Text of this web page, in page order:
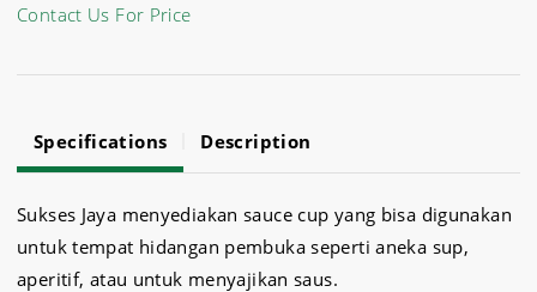
Contact Us For Price
Specifications Description
Sukses Jaya menyediakan sauce cup yang bisa digunakan
untuk tempat hidangan pembuka seperti aneka sup,
aperitif, atau untuk menyajikan saus.